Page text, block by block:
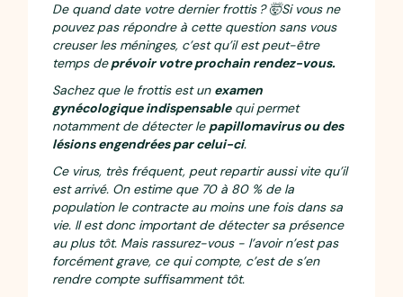
De quand date votre dernier frottis ? 🤯Si vous ne
pouvez pas répondre à cette question sans vous
creuser les méninges, c’est qu’il est peut-être
temps deprévoir votre prochain rendez-vous.
Sachez que le frottis est un examen
gynécologique indispensablequi permet
notamment de détecter le papillomavirus ou des
lésions engendrées par celui-ci.
Ce virus, très fréquent, peut repartir aussi vite qu’il
est arrivé. On estime que 70 à 80 % de la
population le contracte au moins une fois dans sa
vie. Il est donc important de détecter sa présence
au plus tôt. Mais rassurez-vous - l’avoir n’est pas
forcément grave, ce qui compte, c’est de s’en
rendre compte suffisamment tôt.